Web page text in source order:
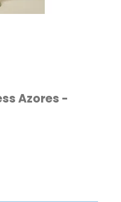
Azores -